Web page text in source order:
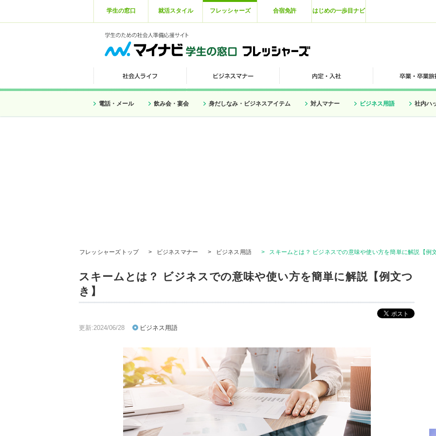
学生の窓口 就活スタイル フレッシャーズ 合宿免許 はじめの一歩目ナビ
電話・メール 飲み会・宴会 身だしなみ・ビジネスアイテム 対人マナー ビジネス用語 社内ハ
フレッシャーズトップ > ビジネスマナー > ビジネス用語 > スキームとは？ ビジネスでの意味や使い方を簡単に解説【例
スキームとは？ ビジネスでの意味や使い方を簡単に解説【例文つ
き】
更新:2024/06/28 ビジネス用語